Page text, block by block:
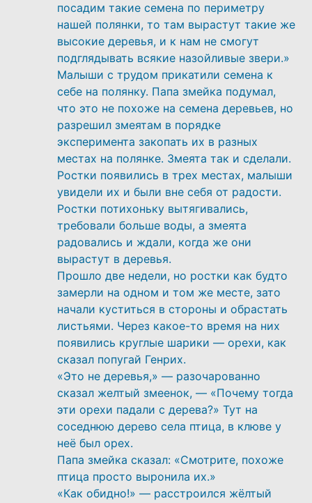
посадим такие семена по периметру
нашей полянки, то там вырастут такие же
высокие деревья, и к нам не смогут
подглядывать всякие назойливые звери.»
Малыши с трудом прикатили семена к
себе на полянку. Папа змейка подумал,
что это не похоже на семена деревьев, но
разрешил змеятам в порядке
эксперимента закопать их в разных
местах на полянке. Змеята так и сделали.
Ростки появились в трех местах, малыши
увидели их и были вне себя от радости.
Ростки потихоньку вытягивались,
требовали больше воды, а змеята
радовались и ждали, когда же они
вырастут в деревья.
Прошло две недели, но ростки как будто
замерли на одном и том же месте, зато
начали куститься в стороны и обрастать
листьями. Через какое-то время на них
появились круглые шарики — орехи, как
сказал попугай Генрих.
«Это не деревья,» — разочарованно
сказал желтый змеенок, — «Почему тогда
эти орехи падали с дерева?» Тут на
соседнюю дерево села птица, в клюве у
неё был орех.
Папа змейка сказал: «Смотрите, похоже
птица просто выронила их.»
«Как обидно!» — расстроился жёлтый